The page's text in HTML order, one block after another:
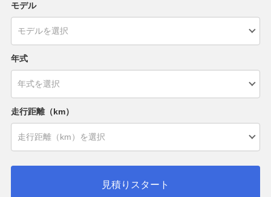
モデル
年式
走行距離（km）
見積りスタート